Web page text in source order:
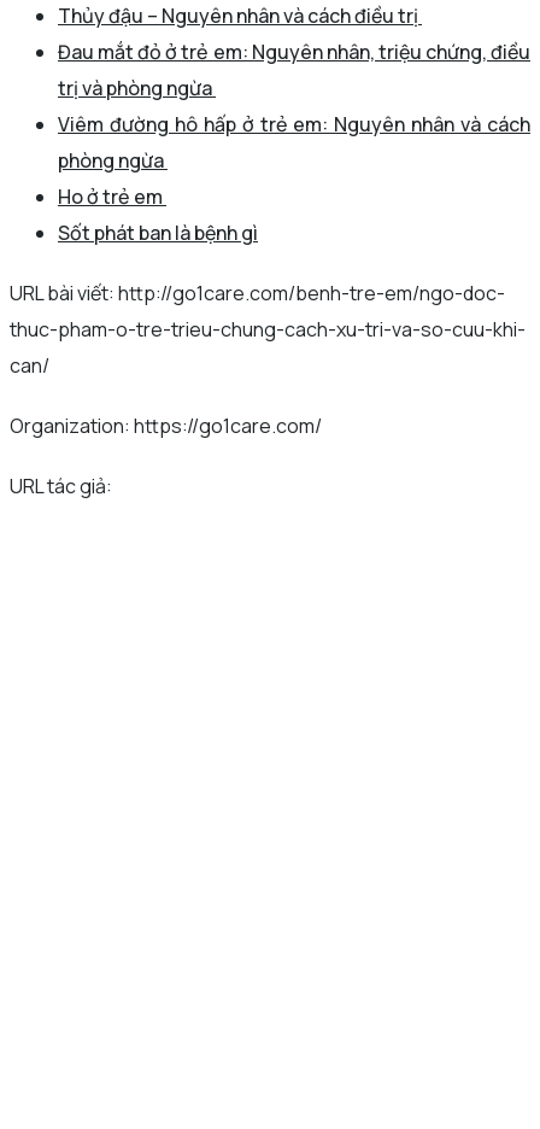
Thủy đậu – Nguyên nhân và cách điều trị
Đau mắt đỏ ở trẻ em: Nguyên nhân, triệu chứng, điều
trị và phòng ngừa
Viêm đường hô hấp ở trẻ em: Nguyên nhân và cách
phòng ngừa
Ho ở trẻ em
Sốt phát ban là bệnh gì
URL bài viết: http://go1care.com/benh-tre-em/ngo-doc-
thuc-pham-o-tre-trieu-chung-cach-xu-tri-va-so-cuu-khi-
can/
Organization: https://go1care.com/
URL tác giả: